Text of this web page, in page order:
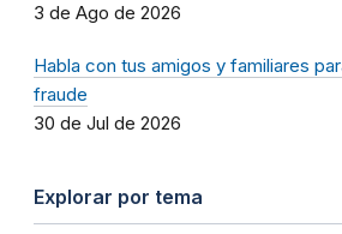
3 de Ago de 2026
Habla con tus amigos y familiares
fraude
30 de Jul de 2026
Explorar por tema